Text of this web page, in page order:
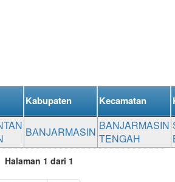
Kabupaten Kecamatan
BANJARMASIN BANJARMASIN
TENGAH
Halaman 1 dari 1